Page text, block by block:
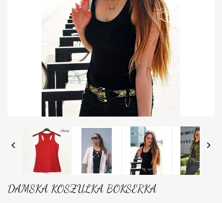
 
DAMSKA KOSZULKA BOKSERKA